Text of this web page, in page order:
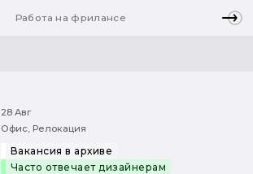
Работа на фрилансе
28 Авг
Офис, Релокация
Вакансия в архиве
Часто отвечает дизайнерам